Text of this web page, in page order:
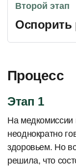
Второй этап
Оспорить
Процесс
Этап 1
На медкомиссии
неоднократно
здоровьем. Но
решила, что